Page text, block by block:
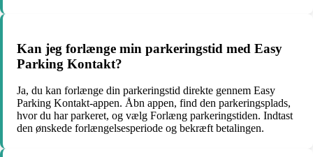
Kan jeg forlænge min parkeringstid med Easy
Parking Kontakt?
Ja, du kan forlænge din parkeringstid direkte gennem Easy
Parking Kontakt-appen. Åbn appen, find den parkeringsplads,
hvor du har parkeret, og vælg Forlæng parkeringstiden. Indtast
den ønskede forlængelsesperiode og bekræft betalingen.